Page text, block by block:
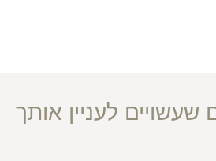
שעשויים לעניין אותך